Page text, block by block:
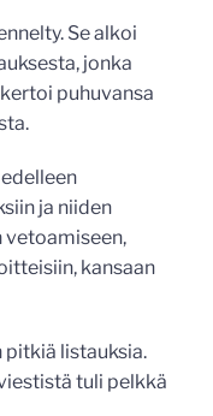
Se alkoi
jonka
puhuvansa
ja niiden
kansaan
pitkiä listauksia.
tuli pelkkä